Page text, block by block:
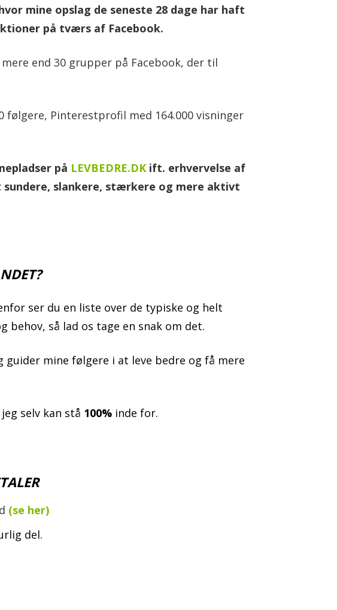
mine opslag de seneste 28 dage har haft
på tværs af Facebook.
end 30 grupper på Facebook, der til
følgere, Pinterestprofil med 164.000 visninger
på LEVBEDRE.DKift. erhvervelse af
slankere, stærkere og mere aktivt
ser du en liste over de typiske og helt
behov, så lad os tage en snak om det.
guider mine følgere i at leve bedre og få mere
selv kan stå 100% inde for.
(se her)
del.